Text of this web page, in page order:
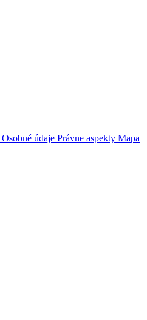
Osobné údaje Právne aspekty Mapa